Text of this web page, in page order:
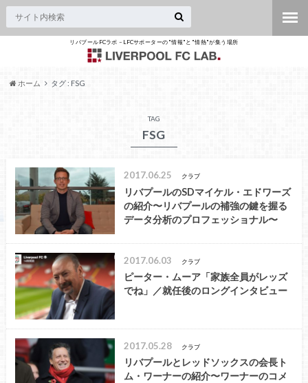
リバプールFCラボ – LFCサポーターの"情報"と"情熱"が集う場所
ホーム タグ : FSG
TAG
FSG
2017.06.25 クラブ
リバプールのSDマイケル・エドワーズ
の紹介〜リバプールの補強の鍵を握る
データ分析のプロフェッショナル〜
2017.06.03 クラブ
ピーター・ムーア「家族全員がレッズ
でね」／就任後のロングインタビュー
2017.05.28 クラブ
リバプールとレッドソックスの会長ト
ム・ワーナーの紹介〜ワーナーのコメ